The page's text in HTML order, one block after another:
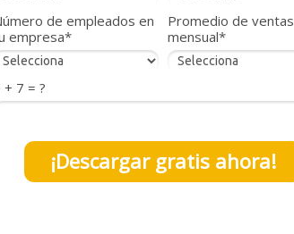
de empleados en
empresa*
Promedio de ventas
mensual*
+ 7 = ?
¡Descargar gratis ahora!